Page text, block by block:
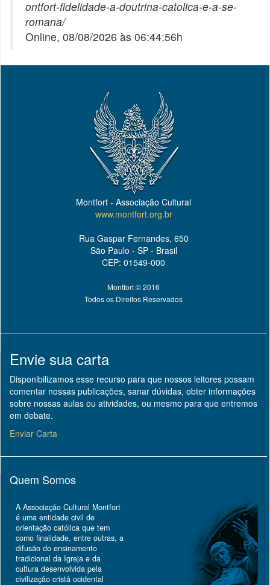
ontfort-fidelidade-a-doutrina-catolica-e-a-se-
romana/
Online, 08/08/2026 às 06:44:56h
Montfort - Associação Cultural
www.montfort.org.br
Rua Gaspar Fernandes, 650
São Paulo - SP - Brasil
CEP: 01549-000
Montfort © 2016
Todos os Direitos Reservados
Envie sua carta
Disponibilizamos esse recurso para que nossos leitores possam
comentar nossas publicações, sanar dúvidas, obter informações
sobre nossas aulas ou atividades, ou mesmo para que entremos
em debate.
Enviar Carta
Quem Somos
A Associação Cultural Montfort
é uma entidade civil de
orientação católica que tem
como finalidade, entre outras, a
difusão do ensinamento
tradicional da Igreja e da
cultura desenvolvida pela
civilização cristã ocidental